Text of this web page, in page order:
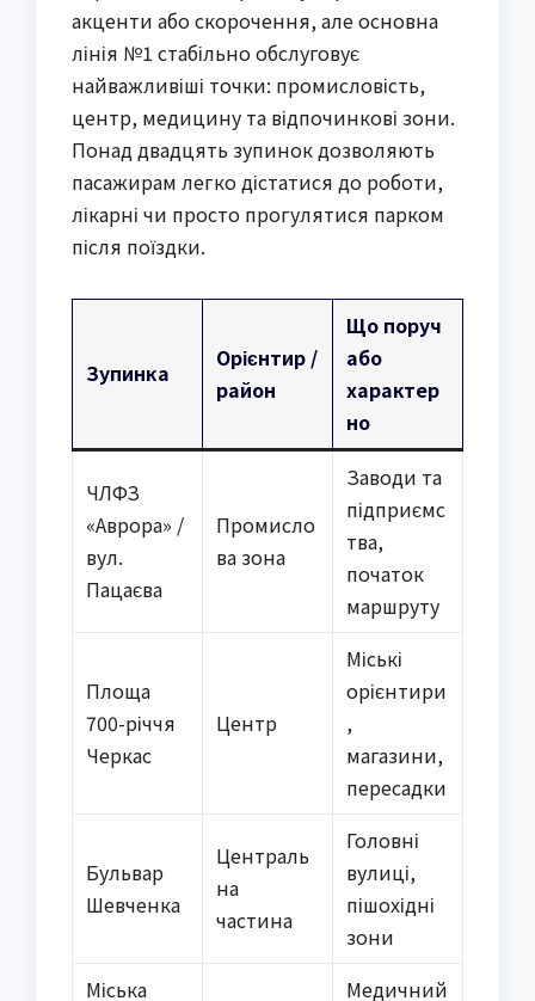
акценти або скорочення, але основна
лінія №1 стабільно обслуговує
найважливіші точки: промисловість,
центр, медицину та відпочинкові зони.
Понад двадцять зупинок дозволяють
пасажирам легко дістатися до роботи,
лікарні чи просто прогулятися парком
після поїздки.
Зупинка
Орієнтир /
район
Що поруч
або
характер
но
ЧЛФЗ
«Аврора» /
вул.
Пацаєва
Промисло
ва зона
Заводи та
підприємс
тва,
початок
маршруту
Площа
700-річчя
Черкас
Центр
Міські
орієнтири
,
магазини,
пересадки
Бульвар
Шевченка
Централь
на
частина
Головні
вулиці,
пішохідні
зони
Міська
Медичний